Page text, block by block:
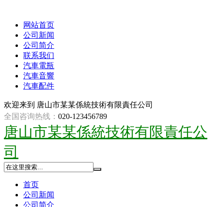
网站首页
公司新闻
公司简介
联系我们
汽車電瓶
汽車音響
汽車配件
欢迎来到 唐山市某某係統技術有限責任公司
全国咨询热线： 020-123456789
唐山市某某係統技術有限責任公
司
首页
公司新闻
公司简介